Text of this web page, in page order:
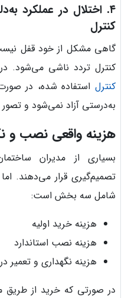
۴. اختلال در عملکرد
کنترل
گاهی مشکل از خود قفل
کنترل تردد ناشی می‌شود. در
کنترل استفاده شده، در
به‌درستی آزاد نمی‌شود و
هزینه واقعی نصب و
بسیاری از مدیران
تصمیم‌گیری قرار می‌دهند.
شامل سه بخش است:
هزینه خرید اولیه
هزینه نصب استاندارد
هزینه نگهداری و تعمیر
در صورتی که خرید از